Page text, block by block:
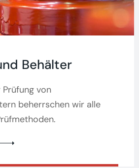
Behälter
Prüfung von
beherrschen wir alle